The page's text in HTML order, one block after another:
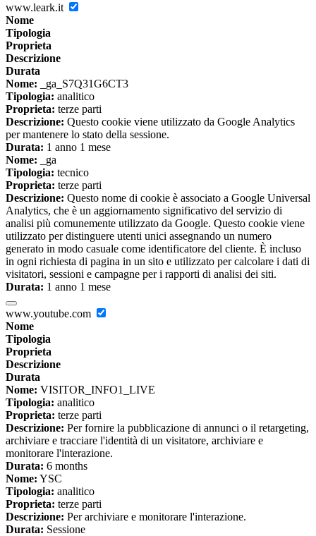
www.leark.it
Nome
Tipologia
Proprieta
Descrizione
Durata
Nome: _ga_S7Q31G6CT3
Tipologia: analitico
Proprieta: terze parti
Descrizione: Questo cookie viene utilizzato da Google Analytics
per mantenere lo stato della sessione.
Durata: 1 anno 1 mese
Nome: _ga
Tipologia: tecnico
Proprieta: terze parti
Descrizione: Questo nome di cookie è associato a Google Universal
Analytics, che è un aggiornamento significativo del servizio di
analisi più comunemente utilizzato da Google. Questo cookie viene
utilizzato per distinguere utenti unici assegnando un numero
generato in modo casuale come identificatore del cliente. È incluso
in ogni richiesta di pagina in un sito e utilizzato per calcolare i dati di
visitatori, sessioni e campagne per i rapporti di analisi dei siti.
Durata: 1 anno 1 mese
www.youtube.com
Nome
Tipologia
Proprieta
Descrizione
Durata
Nome: VISITOR_INFO1_LIVE
Tipologia: analitico
Proprieta: terze parti
Descrizione: Per fornire la pubblicazione di annunci o il retargeting,
archiviare e tracciare l'identità di un visitatore, archiviare e
monitorare l'interazione.
Durata: 6 months
Nome: YSC
Tipologia: analitico
Proprieta: terze parti
Descrizione: Per archiviare e monitorare l'interazione.
Durata: Sessione